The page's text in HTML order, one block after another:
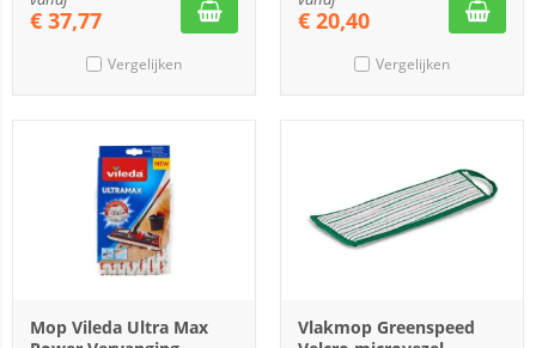
€ 37,77
Vergelijken
€ 20,40
Vergelijken
Mop Vileda Ultra Max
Vlakmop Greenspeed